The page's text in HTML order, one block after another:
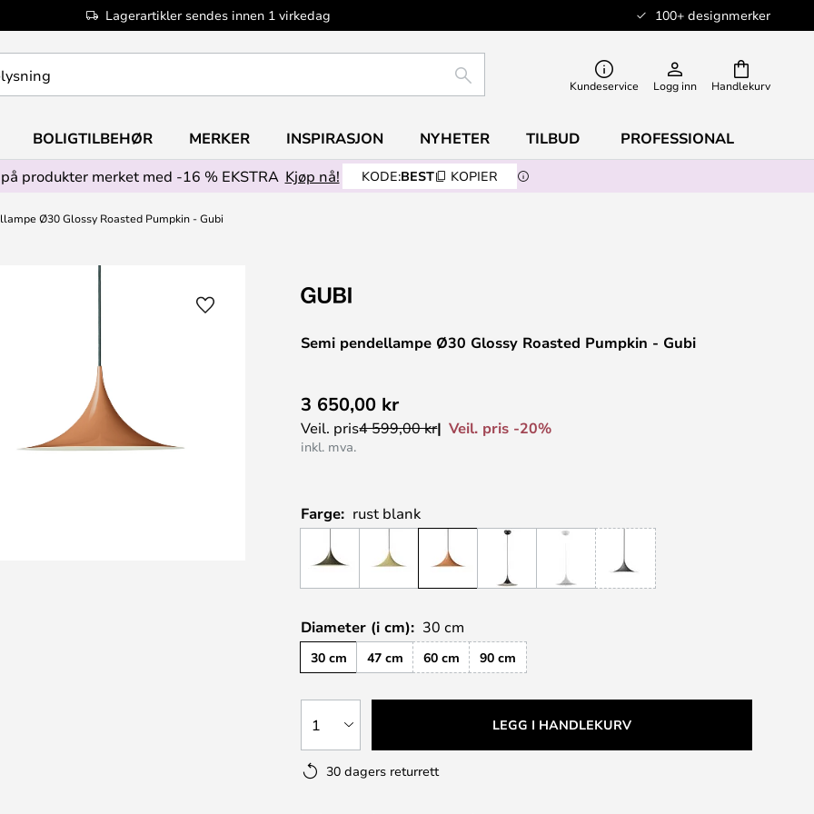
Lagerartikler sendes innen 1 virkedag 100+ designmerker
Handlekurv
SØK Kundeservice Logg inn
BOLIGTILBEHØR MERKER INSPIRASJON NYHETER TILBUD
PROFESSIONAL
produkter merket med -16 % EKSTRA Kjøp nå! KODE:BEST KOPIER
Ø30 Glossy Roasted Pumpkin - Gubi
Semi pendellampe Ø30 Glossy Roasted Pumpkin - Gubi
3 650,00 kr
Veil. pris4 599,00 kr Veil. pris -20%
inkl. mva.
Farge: rust blank
Diameter (i cm): 30 cm
30 cm 47 cm 60 cm 90 cm
1 LEGG I HANDLEKURV
30 dagers returrett